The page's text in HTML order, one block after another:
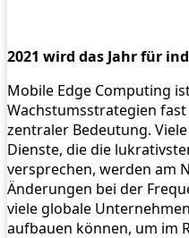
2021 wird das Jahr für
Mobile Edge Computing
Wachstumsstrategien
zentraler Bedeutung.
Dienste, die die
versprechen, werden am
Änderungen bei der
viele globale
aufbauen können, um im